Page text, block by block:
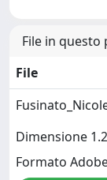
File in
File
Dimensione
Formato